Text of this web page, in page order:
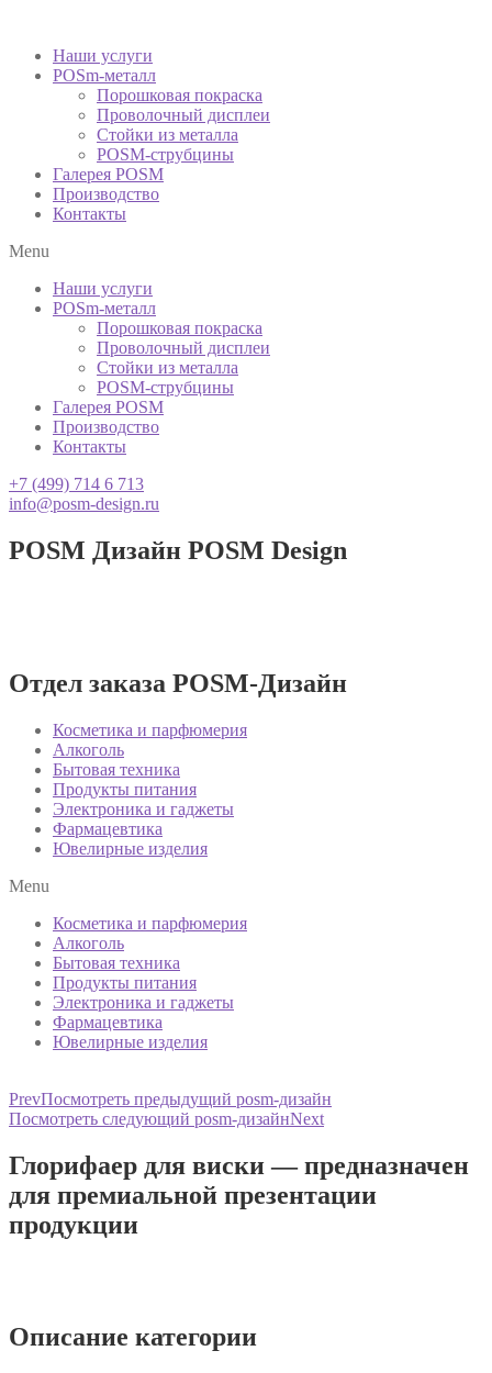
Наши услуги
POSm-металл
Порошковая покраска
Проволочный дисплеи
Стойки из металла
POSM-струбцины
Галерея POSM
Производство
Контакты
Menu
Наши услуги
POSm-металл
Порошковая покраска
Проволочный дисплеи
Стойки из металла
POSM-струбцины
Галерея POSM
Производство
Контакты
+7 (499) 714 6 713
info@posm-design.ru
POSM Дизайн POSM Design
Отдел заказа POSM-Дизайн
Косметика и парфюмерия
Алкоголь
Бытовая техника
Продукты питания
Электроника и гаджеты
Фармацевтика
Ювелирные изделия
Menu
Косметика и парфюмерия
Алкоголь
Бытовая техника
Продукты питания
Электроника и гаджеты
Фармацевтика
Ювелирные изделия
PrevПосмотреть предыдущий posm-дизайн
Посмотреть следующий posm-дизайнNext
Глорифаер для виски — предназначен
для премиальной презентации
продукции
Описание категории